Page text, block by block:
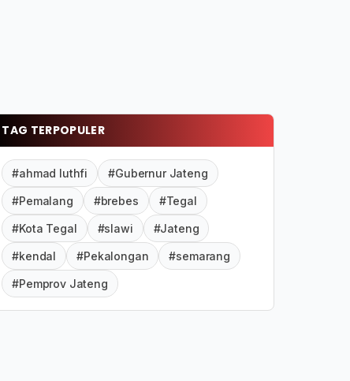
TAG TERPOPULER
#ahmad luthfi #Gubernur Jateng
#Pemalang #brebes #Tegal
#Kota Tegal #slawi #Jateng
#kendal #Pekalongan #semarang
#Pemprov Jateng